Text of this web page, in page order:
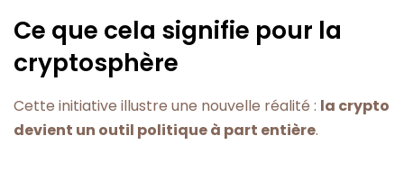
Ce que cela signifie pour la
cryptosphère
Cette initiative illustre une nouvelle réalité : la crypto
devient un outil politique à part entière.